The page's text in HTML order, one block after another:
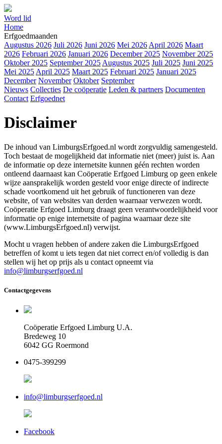
Word lid
Home
Erfgoedmaanden
Augustus 2026 Juli 2026 Juni 2026 Mei 2026 April 2026 Maart
2026 Februari 2026 Januari 2026 December 2025 November 2025
Oktober 2025 September 2025 Augustus 2025 Juli 2025 Juni 2025
Mei 2025 April 2025 Maart 2025 Februari 2025 Januari 2025
December November Oktober September
Nieuws Collecties De coöperatie Leden & partners Documenten
Contact Erfgoednet
Disclaimer
De inhoud van LimburgsErfgoed.nl wordt zorgvuldig samengesteld.
Toch bestaat de mogelijkheid dat informatie niet (meer) juist is. Aan
de informatie op deze internetsite kunnen géén rechten worden
ontleend daarnaast kan Coöperatie Erfgoed Limburg op geen enkele
wijze aansprakelijk worden gesteld voor enige directe of indirecte
schade voortkomend uit het gebruik of functioneren van deze
website, of van websites van derden waarnaar verwezen wordt.
Coöperatie Erfgoed Limburg draagt geen verantwoordelijkheid voor
informatie op enige internetsite of pagina waarnaar deze site
(www.LimburgsErfgoed.nl) verwijst.
Mocht u vragen hebben of andere zaken die LimburgsErfgoed
betreffen of komt u iets tegen dat niet correct en/of volledig is dan
stellen wij het op prijs als u contact opneemt via
info@limburgserfgoed.nl
Contactgegevens
Coöperatie Erfgoed Limburg U.A.
Bredeweg 10
6042 GG Roermond
0475-399299
info@limburgserfgoed.nl
Facebook